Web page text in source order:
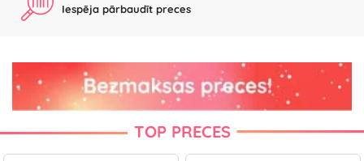
Iespēja pārbaudīt preces
TOP PRECES